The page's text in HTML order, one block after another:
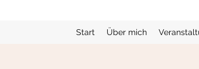
Start Über mich